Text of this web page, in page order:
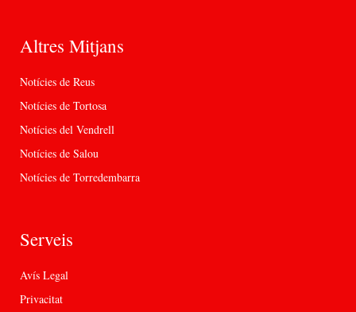
Altres Mitjans
Notícies de Reus
Notícies de Tortosa
Notícies del Vendrell
Notícies de Salou
Notícies de Torredembarra
Serveis
Avís Legal
Privacitat